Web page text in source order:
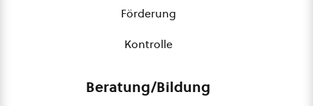
Förderung
Kontrolle
Beratung/Bildung